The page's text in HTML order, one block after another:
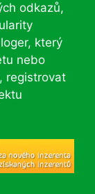
odkazů,
který
nebo
registrovat